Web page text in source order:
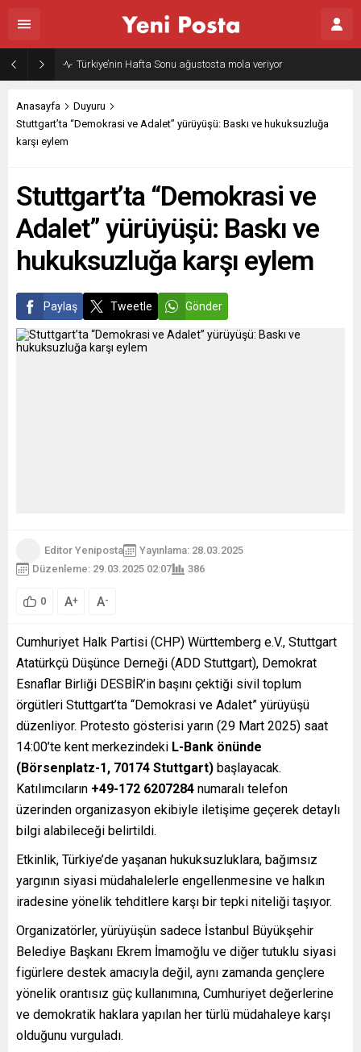
Türkiye’nin Hafta Sonu ağustosta mola veriyor
Anasayfa
Duyuru
Stuttgart’ta “Demokrasi ve Adalet” yürüyüşü: Baskı ve hukuksuzluğa
karşı eylem
Stuttgart’ta “Demokrasi ve
Adalet” yürüyüşü: Baskı ve
hukuksuzluğa karşı eylem
Paylaş Tweetle Gönder
Editor Yeniposta
Yayınlama: 28.03.2025
Düzenleme: 29.03.2025 02:07
386
0 A+ A-
Cumhuriyet Halk Partisi (CHP) Württemberg e.V., Stuttgart
Atatürkçü Düşünce Derneği (ADD Stuttgart), Demokrat
Esnaflar Birliği DESBİR’in başını çektiği sivil toplum
örgütleri Stuttgart’ta “Demokrasi ve Adalet” yürüyüşü
düzenliyor. Protesto gösterisi yarın (29 Mart 2025) saat
14:00’te kent merkezindeki L-Bank önünde
(Börsenplatz-1, 70174 Stuttgart) başlayacak.
Katılımcıların +49-172 6207284 numaralı telefon
üzerinden organizasyon ekibiyle iletişime geçerek detaylı
bilgi alabileceği belirtildi.
Etkinlik, Türkiye’de yaşanan hukuksuzluklara, bağımsız
yargının siyasi müdahalelerle engellenmesine ve halkın
iradesine yönelik tehditlere karşı bir tepki niteliği taşıyor.
Organizatörler, yürüyüşün sadece İstanbul Büyükşehir
Belediye Başkanı Ekrem İmamoğlu ve diğer tutuklu siyasi
figürlere destek amacıyla değil, aynı zamanda gençlere
yönelik orantısız güç kullanımına, Cumhuriyet değerlerine
ve demokratik haklara yapılan her türlü müdahaleye karşı
olduğunu vurguladı.